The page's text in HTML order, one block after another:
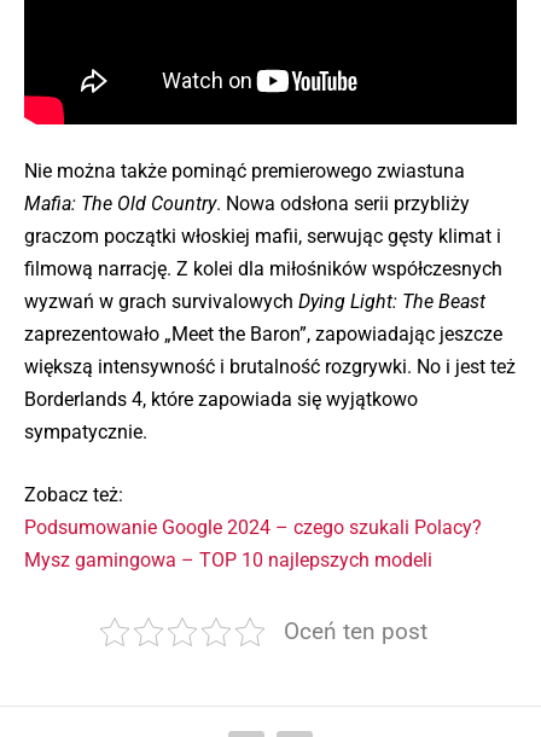
Nie można także pominąć premierowego zwiastuna
Mafia: The Old Country. Nowa odsłona serii przybliży
graczom początki włoskiej mafii, serwując gęsty klimat i
filmową narrację. Z kolei dla miłośników współczesnych
wyzwań w grach survivalowych Dying Light: The Beast
zaprezentowało „Meet the Baron”, zapowiadając jeszcze
większą intensywność i brutalność rozgrywki. No i jest też
Borderlands 4, które zapowiada się wyjątkowo
sympatycznie.
Zobacz też:
Podsumowanie Google 2024 – czego szukali Polacy?
Mysz gamingowa – TOP 10 najlepszych modeli
Oceń ten post